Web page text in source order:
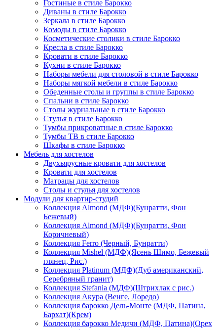
Гостиные в стиле Барокко
Диваны в стиле Барокко
Зеркала в стиле Барокко
Комоды в стиле Барокко
Косметические столики в стиле Барокко
Кресла в стиле Барокко
Кровати в стиле Барокко
Кухни в стиле Барокко
Наборы мебели для столовой в стиле Барокко
Наборы мягкой мебели в стиле Барокко
Обеденные столы и группы в стиле Барокко
Спальни в стиле Барокко
Столы журнальные в стиле Барокко
Стулья в стиле Барокко
Тумбы прикроватные в стиле Барокко
Тумбы ТВ в стиле Барокко
Шкафы в стиле Барокко
Мебель для хостелов
Двухъярусные кровати для хостелов
Кровати для хостелов
Матрацы для хостелов
Столы и стулья для хостелов
Модули для квартир-студий
Коллекция Almond (МДФ)(Бунратти, Фон
Бежевый)
Коллекция Almond (МДФ)(Бунратти, Фон
Коричневый)
Коллекция Ferro (Черный, Бунратти)
Коллекция Mishel (МДФ)(Ясень Шимо, Бежевый
глянец, Рис.)
Коллекция Platinum (МДФ)(Дуб американский,
Серебряный гранит)
Коллекция Stefania (МДФ)(Штрихлак с рис.)
Коллекция Акура (Венге, Лоредо)
Коллекция барокко Дель-Монте (МДФ, Патина,
Бархат)(Крем)
Коллекция барокко Медичи (МДФ, Патина)(Орех